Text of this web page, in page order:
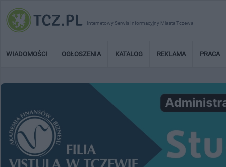
Internetowy Serwis Informacyjny Miasta Tczewa
WIADOMOŚCI OGŁOSZENIA KATALOG REKLAMA PRACA